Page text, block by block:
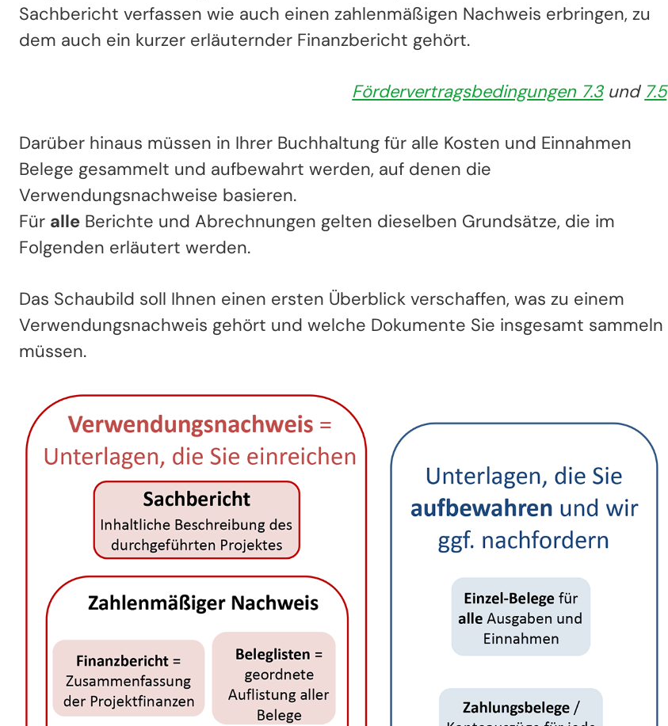
Sachbericht verfassen wie auch einen zahlenmäßigen Nachweis erbringen, zu
dem auch ein kurzer erläuternder Finanzbericht gehört.
Fördervertragsbedingungen 7.3und 7.5
Darüber hinaus müssen in Ihrer Buchhaltung für alle Kosten und Einnahmen
Belege gesammelt und aufbewahrt werden, auf denen die
Verwendungsnachweise basieren.
Für alle Berichte und Abrechnungen gelten dieselben Grundsätze, die im
Folgenden erläutert werden.
Das Schaubild soll Ihnen einen ersten Überblick verschaffen, was zu einem
Verwendungsnachweis gehört und welche Dokumente Sie insgesamt sammeln
müssen.